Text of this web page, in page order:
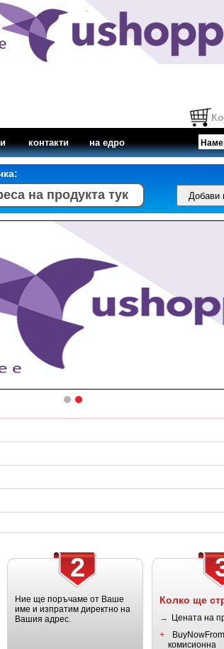
контакти на едро
2
Ние ще поръчаме от Ваше
име и изпратим директно на
Вашия адрес.
Колко ще
→
Цената на
+
комисионна